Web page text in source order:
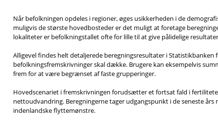
Når befolkningen opdeles i regioner, øges usikkerheden i de
muligvis de største hovedbosteder er det muligt at foretage
lokaliteter er befolkningstallet ofte for lille til at give pålidelige
Alligevel findes helt detaljerede beregningsresultater i
befolkningsfremskrivninger skal dække. Brugere kan eksempelvis
frem for at være begrænset af faste grupperinger.
Hovedscenariet i fremskrivningen forudsætter et fortsat fald i
nettoudvandring. Beregningerne tager udgangspunkt i de seneste års
indenlandske flyttemønstre.